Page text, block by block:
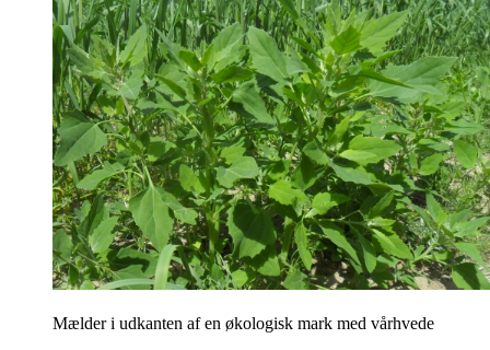
Mælder i udkanten af en økologisk mark med vårhvede